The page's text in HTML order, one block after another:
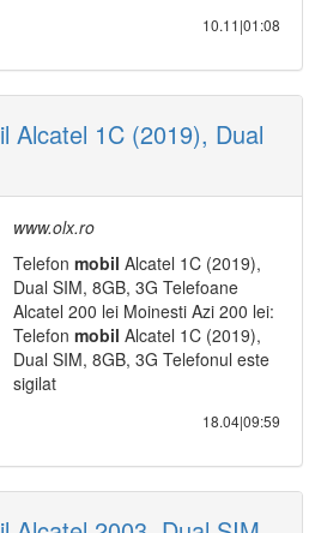
10.11|01:08
Alcatel 1C (2019), Dual
www.olx.ro
Telefon mobil Alcatel 1C (2019),
Dual SIM, 8GB, 3G Telefoane
Alcatel 200 lei Moinesti Azi 200 lei:
Telefon mobil Alcatel 1C (2019),
Dual SIM, 8GB, 3G Telefonul este
sigilat
18.04|09:59